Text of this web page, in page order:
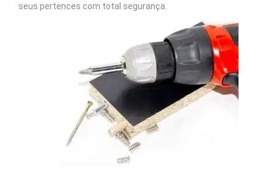
seus pertences com total segurança.